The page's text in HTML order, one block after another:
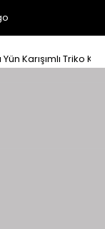
Karışımlı Triko